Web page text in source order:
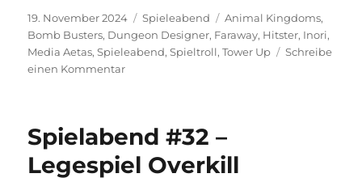
Veröffentlicht
am
19. November 2024 Kategorien
Spieleabend Schlagwörter
Animal Kingdoms,
Bomb Busters, Dungeon Designer, Faraway, Hitster, Inori,
Media Aetas,Spieleabend,Spieltroll,Tower Up
Schreibe
einen Kommentarzu
Bomb
Spielabend #32 –
Legespiel Overkill